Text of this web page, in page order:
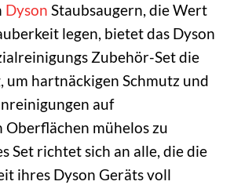
Dyson Staubsaugern, die Wert
legen, bietet das Dyson
Zubehör-Set die
um hartnäckigen Schmutz und
auf
Oberflächen mühelos zu
Set richtet sich an alle, die die
ihres Dyson Geräts voll